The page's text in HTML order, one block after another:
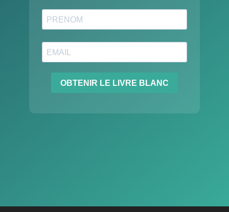
OBTENIR LE LIVRE BLANC